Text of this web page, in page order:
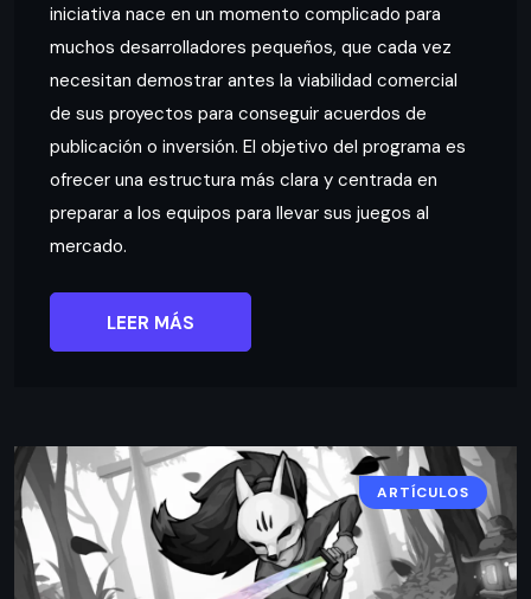
iniciativa nace en un momento complicado para
muchos desarrolladores pequeños, que cada vez
necesitan demostrar antes la viabilidad comercial
de sus proyectos para conseguir acuerdos de
publicación o inversión. El objetivo del programa es
ofrecer una estructura más clara y centrada en
preparar a los equipos para llevar sus juegos al
mercado.
LEER MÁS
ARTÍCULOS